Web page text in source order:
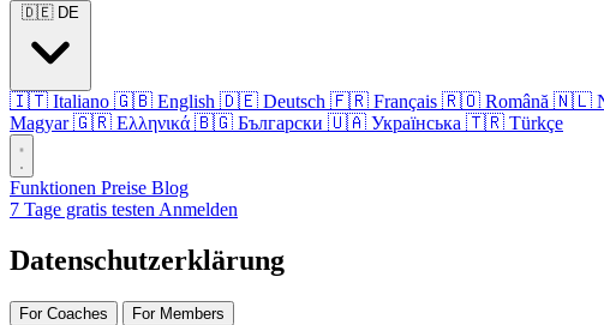
🇩🇪 DE
🇮🇹 Italiano 🇬🇧 English 🇩🇪 Deutsch 🇫🇷 Français 🇷🇴 Română 🇳🇱
Magyar 🇬🇷 Ελληνικά 🇧🇬 Български 🇺🇦 Українська 🇹🇷 Türkçe
Funktionen Preise Blog
7 Tage gratis testen Anmelden
Datenschutzerklärung
For Coaches For Members